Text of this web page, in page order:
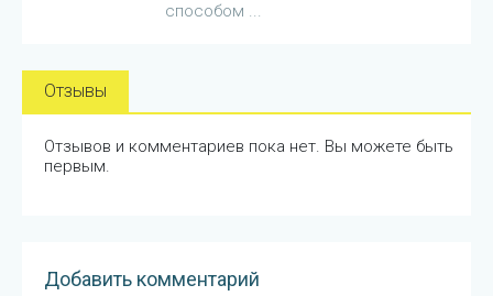
способом ...
Отзывы
Отзывов и комментариев пока нет. Вы можете быть
первым.
Добавить комментарий